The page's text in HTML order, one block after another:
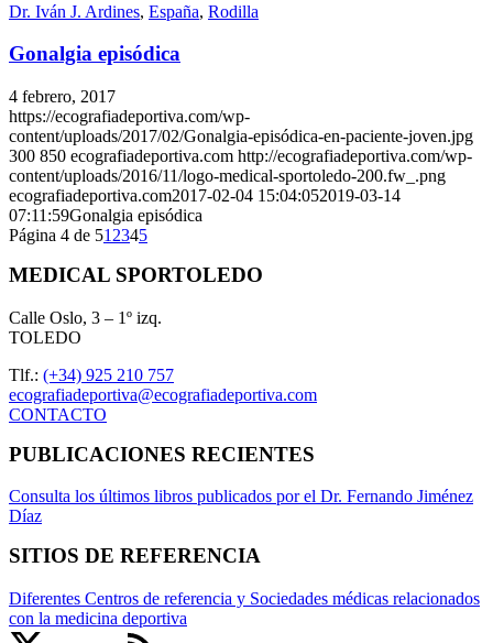
Dr. Iván J. Ardines, España, Rodilla
Gonalgia episódica
4 febrero, 2017
https://ecografiadeportiva.com/wp-
content/uploads/2017/02/Gonalgia-episódica-en-paciente-joven.jpg
300 850 ecografiadeportiva.com http://ecografiadeportiva.com/wp-
content/uploads/2016/11/logo-medical-sportoledo-200.fw_.png
ecografiadeportiva.com2017-02-04 15:04:052019-03-14
07:11:59Gonalgia episódica
Página 4 de 51 2345
MEDICAL SPORTOLEDO
Calle Oslo, 3 – 1º izq.
TOLEDO
Tlf.: (+34) 925 210 757
ecografiadeportiva@ecografiadeportiva.com
CONTACTO
PUBLICACIONES RECIENTES
Consulta los últimos libros publicados por el Dr. Fernando Jiménez
Díaz
SITIOS DE REFERENCIA
Diferentes Centros de referencia y Sociedades médicas relacionados
con la medicina deportiva